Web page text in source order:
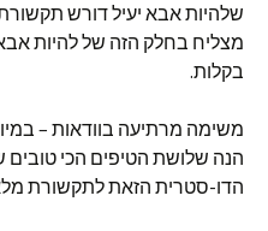
שלהיות אבא יעיל דורש
מצליח בחלק הזה של להיות
בקלות.
משימה מרתיעה בוודאות –
הנה שלושת הטיפים הכי
הדו-סטרית הזאת לתקשורת